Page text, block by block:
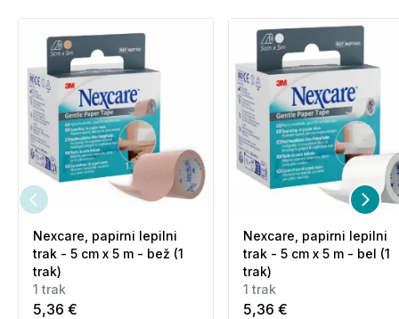
Nexcare, papirni lepilni
trak - 5 cm x 5 m - bež (1
trak)
1 trak
5,36 €
Nexcare, papirni lepilni
trak - 5 cm x 5 m - bel (1
trak)
1 trak
5,36 €